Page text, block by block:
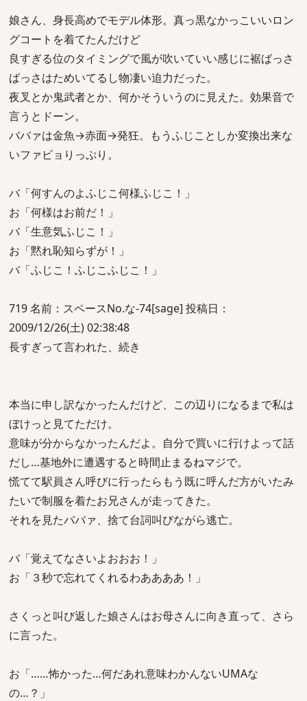
娘さん、身長高めでモデル体形。真っ黒なかっこいいロン
グコートを着てたんだけど
良すぎる位のタイミングで風が吹いていい感じに裾ばっさ
ばっさはためいてるし物凄い迫力だった。
夜叉とか鬼武者とか、何かそういうのに見えた。効果音で
言うとドーン。
ババァは金魚→赤面→発狂。もうふじことしか変換出来な
いファビョりっぷり。
バ「何すんのよふじこ何様ふじこ！」
お「何様はお前だ！」
バ「生意気ふじこ！」
お「黙れ恥知らずが！」
バ「ふじこ！ふじこふじこ！」
719 名前：スペースNo.な-74[sage] 投稿日：
2009/12/26(土) 02:38:48
長すぎって言われた、続き
本当に申し訳なかったんだけど、この辺りになるまで私は
ぼけっと見てただけ。
意味が分からなかったんだよ。自分で買いに行けよって話
だし…基地外に遭遇すると時間止まるねマジで。
慌てて駅員さん呼びに行ったらもう既に呼んだ方がいたみ
たいで制服を着たお兄さんが走ってきた。
それを見たババァ、捨て台詞叫びながら逃亡。
バ「覚えてなさいよおおお！」
お「３秒で忘れてくれるわああああ！」
さくっと叫び返した娘さんはお母さんに向き直って、さら
に言った。
お「……怖かった…何だあれ意味わかんないUMAな
の…？」